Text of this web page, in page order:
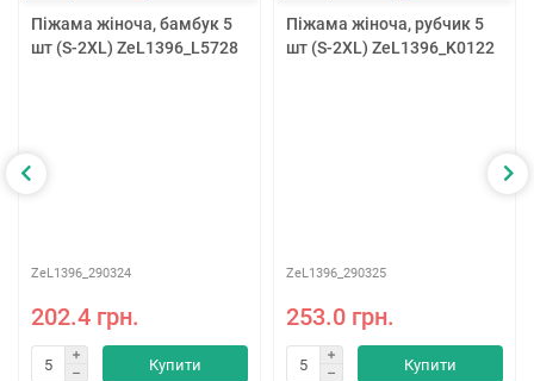
Піжама жіноча, бамбук 5
шт (S-2XL) ZeL1396_L5728
ZeL1396_290324
202.4 грн.
Купити
Піжама жіноча, рубчик 5
шт (S-2XL) ZeL1396_K0122
ZeL1396_290325
253.0 грн.
Купити